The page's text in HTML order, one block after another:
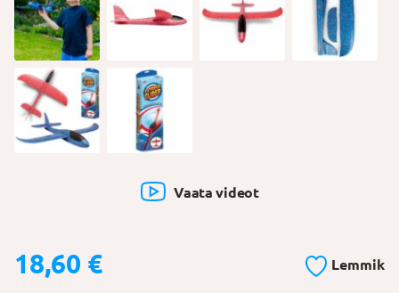
Vaata videot
18,60 € Lemmik